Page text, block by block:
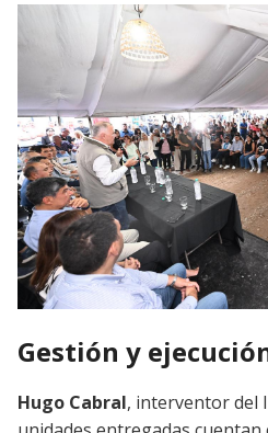
Gestión y
Hugo Cabral, interventor del